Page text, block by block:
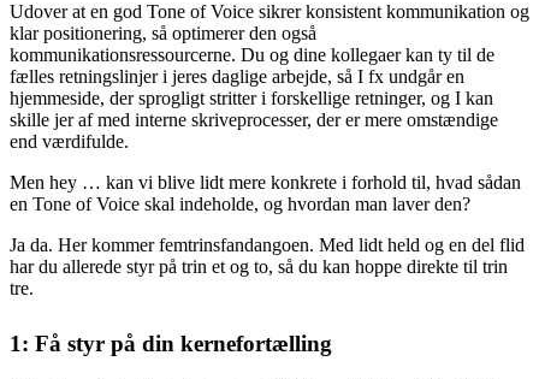
Udover at en god Tone of Voice sikrer konsistent kommunikation og
klar positionering, så optimerer den også
kommunikationsressourcerne. Du og dine kollegaer kan ty til de
fælles retningslinjer i jeres daglige arbejde, så I fx undgår en
hjemmeside, der sprogligt stritter i forskellige retninger, og I kan
skille jer af med interne skriveprocesser, der er mere omstændige
end værdifulde.
Men hey … kan vi blive lidt mere konkrete i forhold til, hvad sådan
en Tone of Voice skal indeholde, og hvordan man laver den?
Ja da. Her kommer femtrinsfandangoen. Med lidt held og en del flid
har du allerede styr på trin et og to, så du kan hoppe direkte til trin
tre.
1: Få styr på din kernefortælling